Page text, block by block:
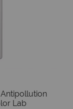
Lab